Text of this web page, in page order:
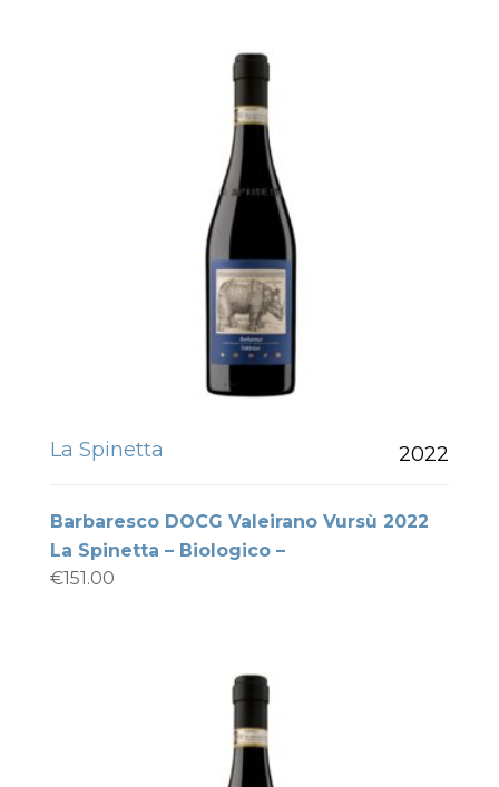
La Spinetta 2022
Barbaresco DOCG Valeirano Vursù 2022
La Spinetta – Biologico –
€151.00